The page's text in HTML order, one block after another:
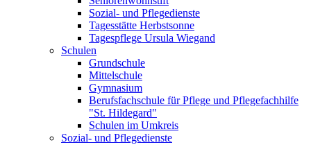
Sozial- und Pflegedienste
Tagesstätte Herbstsonne
Tagespflege Ursula Wiegand
Schulen
Grundschule
Mittelschule
Gymnasium
Berufsfachschule für Pflege und Pflegefachhilfe
"St. Hildegard"
Schulen im Umkreis
Sozial- und Pflegedienste